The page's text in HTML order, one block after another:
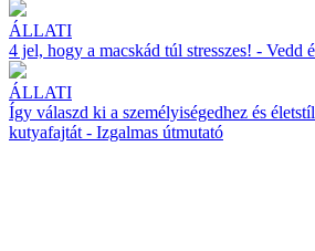
ÁLLATI
4 jel, hogy a macskád túl stresszes! - Vedd
ÁLLATI
Így válaszd ki a személyiségedhez és
kutyafajtát - Izgalmas útmutató